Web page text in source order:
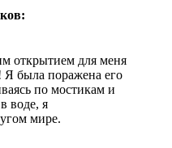
открытием для меня
Я была поражена его
по мостикам и
воде, я
мире.